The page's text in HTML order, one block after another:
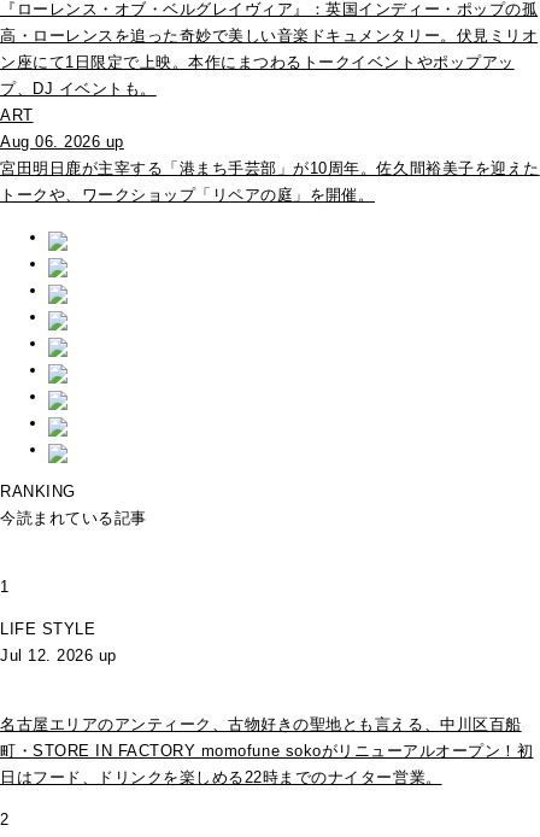
『ローレンス・オブ・ベルグレイヴィア』：英国インディー・ポップの孤
高・ローレンスを追った奇妙で美しい音楽ドキュメンタリー。伏見ミリオ
ン座にて1日限定で上映。本作にまつわるトークイベントやポップアッ
プ、DJ イベントも。
ART
Aug 06. 2026 up
宮田明日鹿が主宰する「港まち手芸部」が10周年。佐久間裕美子を迎えた
トークや、ワークショップ「リペアの庭」を開催。
RANKING
今読まれている記事
1
LIFE STYLE
Jul 12. 2026 up
名古屋エリアのアンティーク、古物好きの聖地とも言える、中川区百船
町・STORE IN FACTORY momofune sokoがリニューアルオープン！初
日はフード、ドリンクを楽しめる22時までのナイター営業。
2